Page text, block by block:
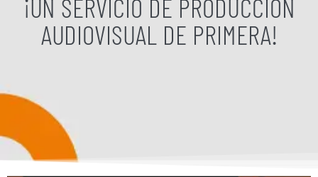
¡UN SERVICIO DE PRODUCCIÓN
AUDIOVISUAL DE PRIMERA!